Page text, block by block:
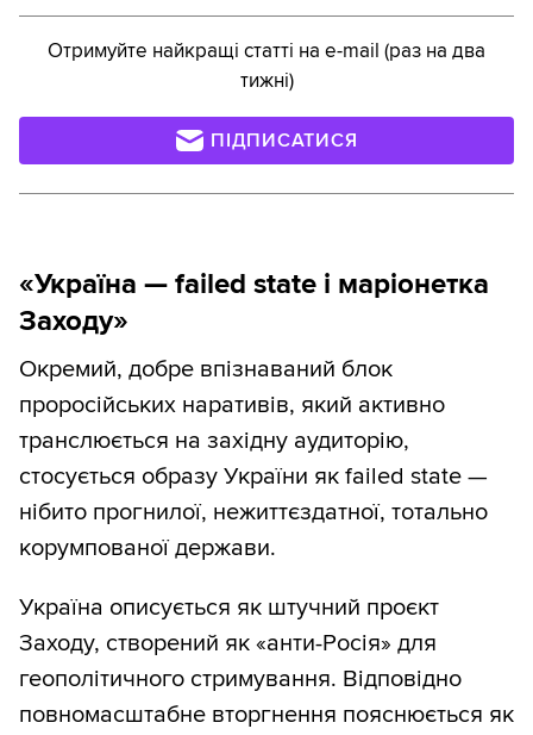
Отримуйте найкращі статті на e-mail (раз на два
тижні)
ПІДПИСАТИСЯ
«Україна — failed state і маріонетка
Заходу»
Окремий, добре впізнаваний блок
проросійських наративів, який активно
транслюється на західну аудиторію,
стосується образу України як failed state —
нібито прогнилої, нежиттєздатної, тотально
корумпованої держави.
Україна описується як штучний проєкт
Заходу, створений як «анти-Росія» для
геополітичного стримування. Відповідно
повномасштабне вторгнення пояснюється як